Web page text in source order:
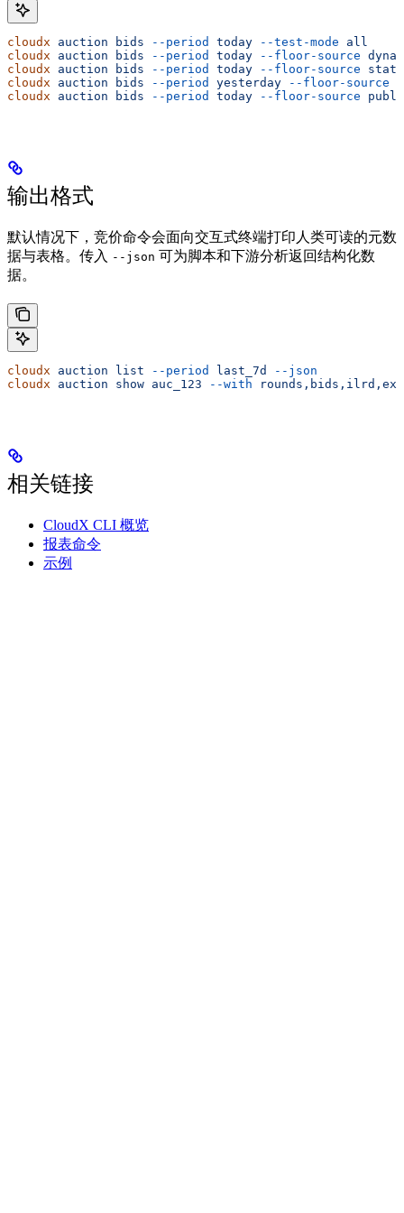
cloudx auction bids --period today --test-mode all
cloudx auction bids --period today --floor-source
cloudx auction bids --period today --floor-source
cloudx auction bids --period yesterday --floor-source
cloudx auction bids --period today --floor-source
输出格式
默认情况下，竞价命令会面向交互式终端打印人类可读的元数
据与表格。传入 --json 可为脚本和下游分析返回结构化数
据。
cloudx auction list --period last_7d
--json
cloudx auction show auc_123 --with
相关链接
CloudX CLI 概览
报表命令
示例